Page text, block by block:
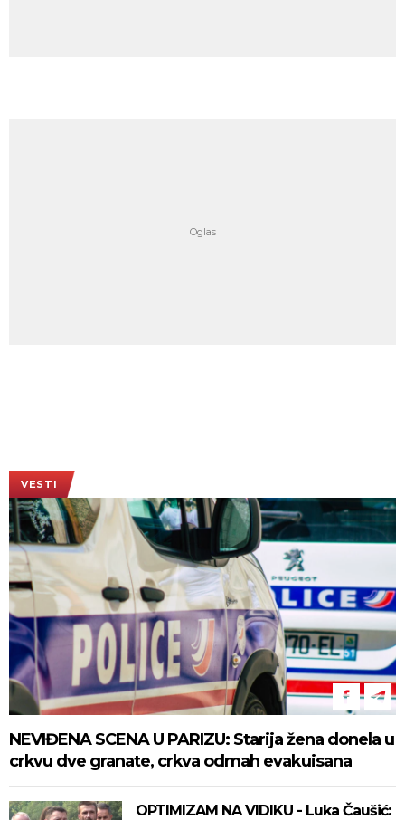
VESTI
NEVIĐENA SCENA U PARIZU: Starija žena donela u
crkvu dve granate, crkva odmah evakuisana
OPTIMIZAM NA VIDIKU - Luka Čaušić: